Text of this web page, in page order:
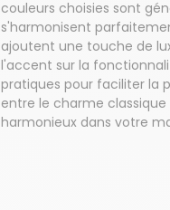
couleurs choisies sont
s'harmonisent
ajoutent une touche de
l'accent sur la
pratiques pour faciliter la
entre le charme
harmonieux dans votre